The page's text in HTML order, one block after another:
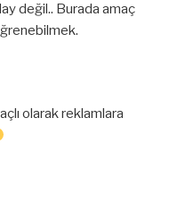
değil.. Burada amaç
olarak reklamlara